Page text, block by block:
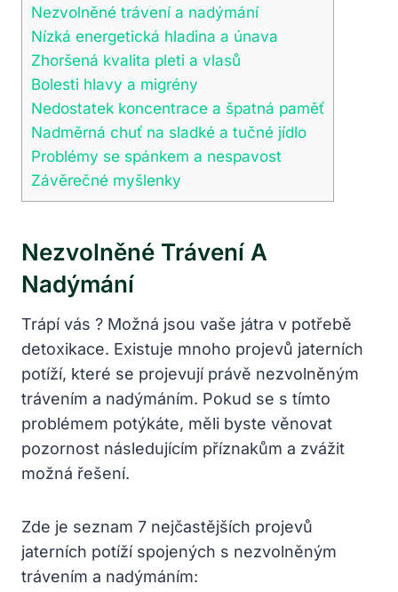
Nezvolněné trávení⁣ a nadýmání
Nízká energetická⁢ hladina a únava
Zhoršená kvalita pleti a vlasů
Bolesti hlavy a‍ migrény
Nedostatek koncentrace‍ a⁣ špatná ‌paměť
Nadměrná chuť na sladké a tučné jídlo
Problémy se‍ spánkem a nespavost
Závěrečné myšlenky
Nezvolněné Trávení⁣ A
Nadýmání
Trápí vás ? Možná jsou ⁣vaše játra v potřebě⁢
detoxikace. Existuje ‍mnoho projevů ⁣jaterních
⁢potíží, které se projevují‌ právě nezvolněným
trávením a nadýmáním. Pokud se s tímto
problémem potýkáte, měli⁢ byste věnovat
pozornost⁢ následujícím ⁢příznakům‌ a⁢ zvážit
možná ​řešení.
Zde je seznam 7 nejčastějších projevů
jaterních potíží spojených s ‍nezvolněným
trávením a nadýmáním: